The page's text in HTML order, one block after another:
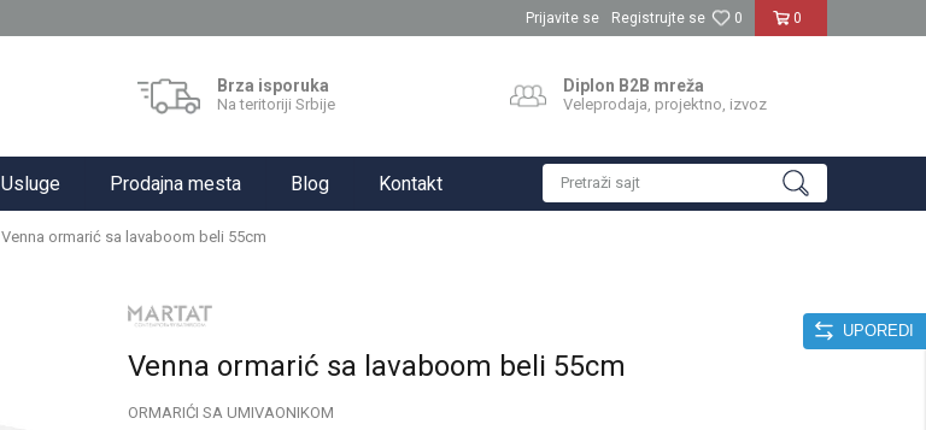
0
0
Prijavite se Registrujte se
Brza isporuka
Na teritoriji Srbije
Diplon B2B mreža
Veleprodaja, projektno, izvoz
Usluge Prodajna mesta Blog Kontakt Pretraži sajt
UPOREDI
Venna ormarić sa lavaboom beli 55cm
Venna ormarić sa lavaboom beli 55cm
ORMARIĆI SA UMIVAONIKOM